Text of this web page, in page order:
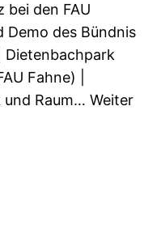
bei den FAU
Demo des Bündnis
Dietenbachpark
Fahne) |
Raum… Weiter